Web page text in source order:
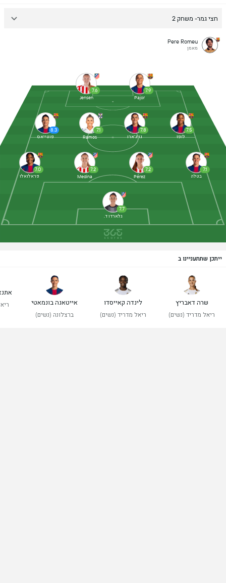
חצי גמר- משחק 2
Pere Romeu
מאמן
7.2
Medina
7.2
Pérez
7.6
Jensen
7.1
Ramos
7.5
לופז
7.0
פראלואלו
8.3
פוטייאס
7.8
גויג'ארו
7.7
גלארדו ד.
7.1
בטלה
7.9
Pajor
ייתכן שתתעניינו ב
שרה דאבריץ
ריאל מדריד (נשים)
לינדה קאייסדו
ריאל מדריד (נשים)
אייטאנה בונמאטי
ברצלונה (נשים)